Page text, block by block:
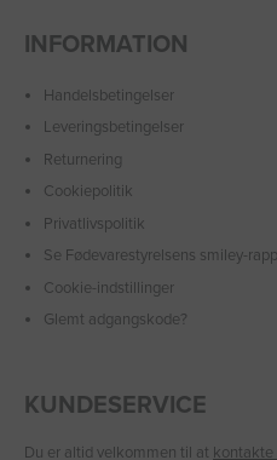
INFORMATION
Handelsbetingelser
Leveringsbetingelser
Returnering
Cookiepolitik
Privatlivspolitik
Se Fødevarestyrelsens smiley-
Cookie-indstillinger
Glemt adgangskode?
KUNDESERVICE
Du er altid velkommen til at kontakte